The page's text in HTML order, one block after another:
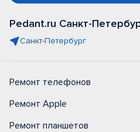
Pedant.ru Санкт-
Санкт-Петербург
Ремонт телефонов
Ремонт Apple
Ремонт планшетов